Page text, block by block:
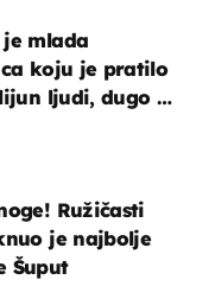
mlada
koju je pratilo
ljudi, dugo se
Ružičasti
je najbolje
Šuput